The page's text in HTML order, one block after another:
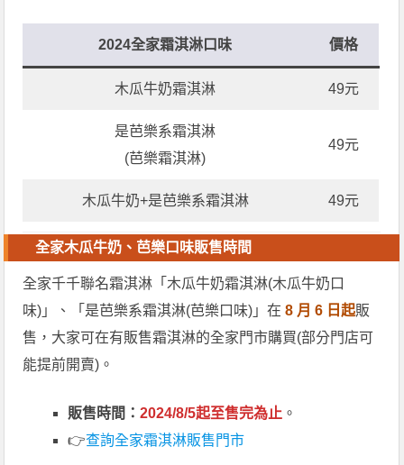
2024全家霜淇淋口味 價格
木瓜牛奶霜淇淋 49元
是芭樂系霜淇淋
(芭樂霜淇淋)
49元
木瓜牛奶+是芭樂系霜淇淋 49元
全家木瓜牛奶、芭樂口味販售時間
全家千千聯名霜淇淋「木瓜牛奶霜淇淋(木瓜牛奶口
味)」、「是芭樂系霜淇淋(芭樂口味)」在 8 月 6 日起販
售，大家可在有販售霜淇淋的全家門市購買(部分門店可
能提前開賣)。
販售時間：2024/8/5起至售完為止 。
👉查詢全家霜淇淋販售門市